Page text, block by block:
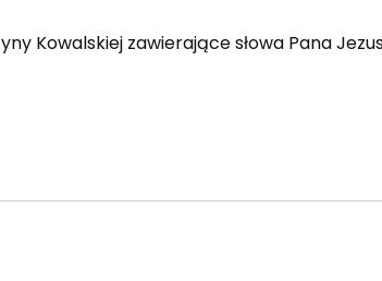
Kowalskiej zawierające słowa Pana